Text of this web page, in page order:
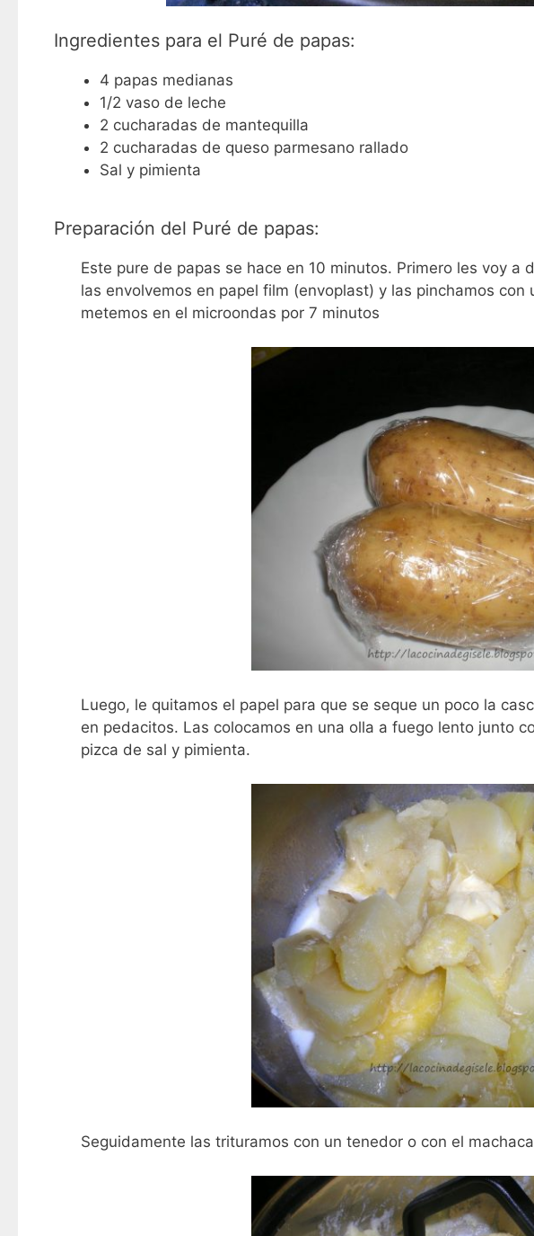
Ingredientes para el Puré de papas:
4 papas medianas
1/2 vaso de leche
2 cucharadas de mantequilla
2 cucharadas de queso parmesano rallado
Sal y pimienta
Preparación del Puré de papas:
Este pure de papas se hace en 10 minutos. Primero les voy a
las envolvemos en papel film (envoplast) y las pinchamos
metemos en el microondas por 7 minutos
Luego, le quitamos el papel para que se seque un poco la
en pedacitos. Las colocamos en una olla a fuego lento junto
pizca de sal y pimienta.
Seguidamente las trituramos con un tenedor o con el